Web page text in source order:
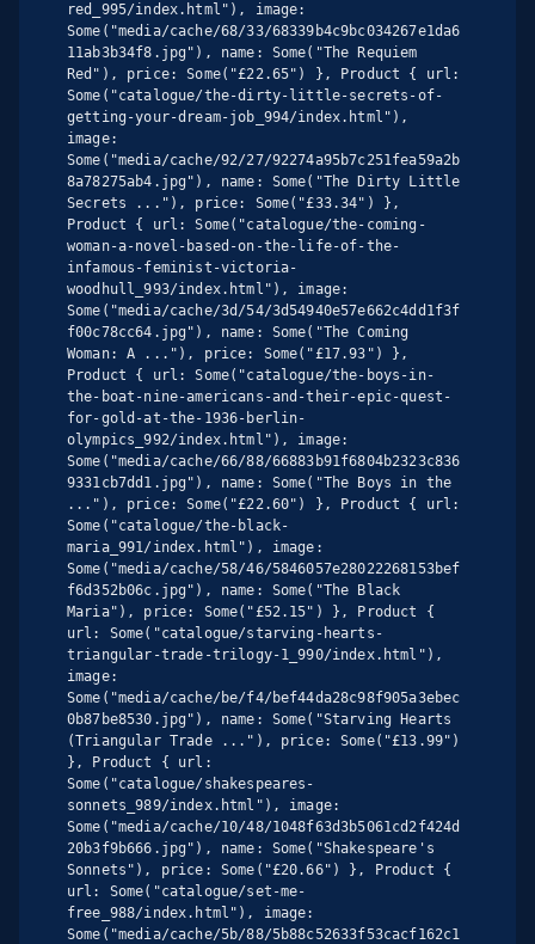
red_995/index.html"), image:
Some("media/cache/68/33/68339b4c9bc034267e1da6
11ab3b34f8.jpg"), name: Some("The Requiem
Red"), price: Some("£22.65") }, Product { url:
Some("catalogue/the-dirty-little-secrets-of-
getting-your-dream-job_994/index.html"),
image:
Some("media/cache/92/27/92274a95b7c251fea59a2b
8a78275ab4.jpg"), name: Some("The Dirty Little
Secrets ..."), price: Some("£33.34") },
Product { url: Some("catalogue/the-coming-
woman-a-novel-based-on-the-life-of-the-
infamous-feminist-victoria-
woodhull_993/index.html"), image:
Some("media/cache/3d/54/3d54940e57e662c4dd1f3f
f00c78cc64.jpg"), name: Some("The Coming
Woman: A ..."), price: Some("£17.93") },
Product { url: Some("catalogue/the-boys-in-
the-boat-nine-americans-and-their-epic-quest-
for-gold-at-the-1936-berlin-
olympics_992/index.html"), image:
Some("media/cache/66/88/66883b91f6804b2323c836
9331cb7dd1.jpg"), name: Some("The Boys in the
..."), price: Some("£22.60") }, Product { url:
Some("catalogue/the-black-
maria_991/index.html"), image:
Some("media/cache/58/46/5846057e28022268153bef
f6d352b06c.jpg"), name: Some("The Black
Maria"), price: Some("£52.15") }, Product {
url: Some("catalogue/starving-hearts-
triangular-trade-trilogy-1_990/index.html"),
image:
Some("media/cache/be/f4/bef44da28c98f905a3ebec
0b87be8530.jpg"), name: Some("Starving Hearts
(Triangular Trade ..."), price: Some("£13.99")
}, Product { url:
Some("catalogue/shakespeares-
sonnets_989/index.html"), image:
Some("media/cache/10/48/1048f63d3b5061cd2f424d
20b3f9b666.jpg"), name: Some("Shakespeare's
Sonnets"), price: Some("£20.66") }, Product {
url: Some("catalogue/set-me-
free_988/index.html"), image:
Some("media/cache/5b/88/5b88c52633f53cacf162c1